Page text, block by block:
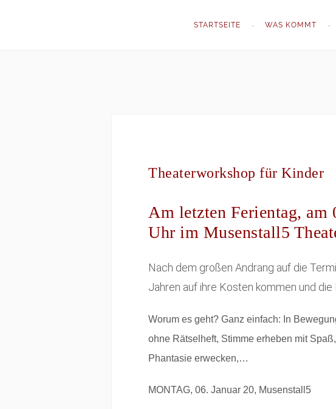
STARTSEITE WAS KOMMT
Theaterworkshop für Kinder
Am letzten Ferientag, am
Uhr im Musenstall5
Nach dem großen Andrang auf die
Jahren auf ihre Kosten kommen und
Worum es geht? Ganz einfach: In
ohne Rätselheft, Stimme erheben mit
Phantasie erwecken,…
MONTAG, 06. Januar 20, Musenstall5